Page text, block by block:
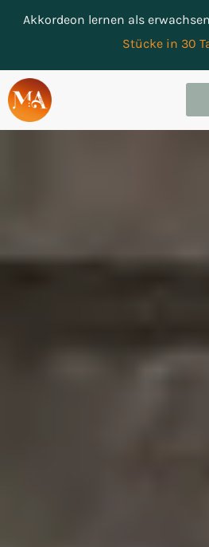
Akkordeon lernen als
Stücke in 30